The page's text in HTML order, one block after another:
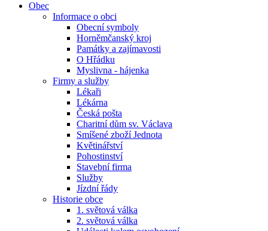
Obec
Informace o obci
Obecní symboly
Horněmčanský kroj
Památky a zajímavosti
O Hřádku
Myslivna - hájenka
Firmy a služby
Lékaři
Lékárna
Česká pošta
Charitní dům sv. Václava
Smíšené zboží Jednota
Květinářství
Pohostinství
Stavební firma
Služby
Jízdní řády
Historie obce
1. světová válka
2. světová válka